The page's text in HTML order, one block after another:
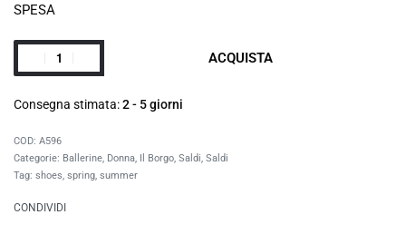
SPESA
ACQUISTA
Consegna stimata:2 - 5 giorni
A596
Categorie: Ballerine, Donna, Il Borgo, Saldi, Saldi
Tag: shoes, spring, summer
CONDIVIDI